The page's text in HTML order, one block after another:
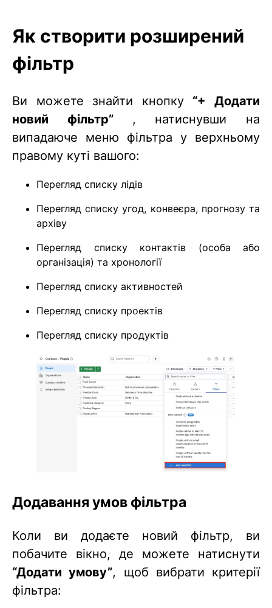
Як створити розширений
фільтр
Ви можете знайти кнопку “+ Додати
новий фільтр”
, натиснувши на
випадаюче меню фільтра у верхньому
правому куті вашого:
Перегляд списку лідів
Перегляд списку угод, конвеєра, прогнозу та
архіву
Перегляд списку контактів (особа або
організація) та хронології
Перегляд списку активностей
Перегляд списку проектів
Перегляд списку продуктів
Додавання умов фільтра
Коли ви додаєте новий фільтр, ви
побачите вікно, де можете натиснути
“Додати умову”, щоб вибрати критерії
фільтра: